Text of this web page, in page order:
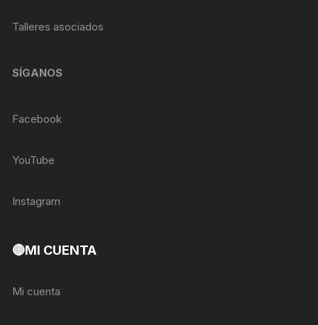
Talleres asociados
SÍGANOS
Facebook
YouTube
Instagram
🔴MI CUENTA
Mi cuenta